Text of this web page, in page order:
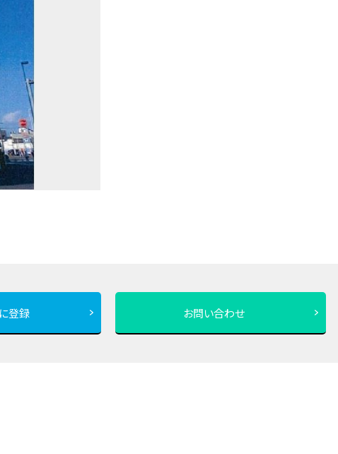
登録 お問い合わせ